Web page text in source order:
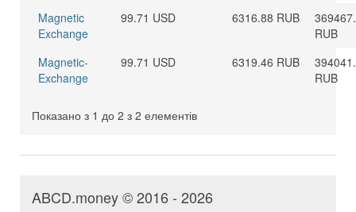
Magnetic
Exchange
99.71 USD 6316.88 RUB
RUB
Magnetic-
Exchange
99.71 USD 6319.46 RUB
RUB
Показано з 1 до 2 з 2 елементів
ABCD.money © 2016 - 2026